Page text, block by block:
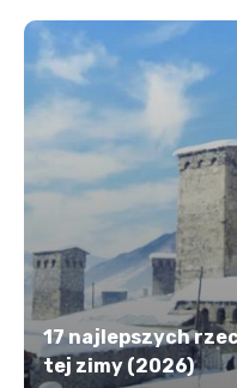
17 najlepszych
tej zimy (2026)